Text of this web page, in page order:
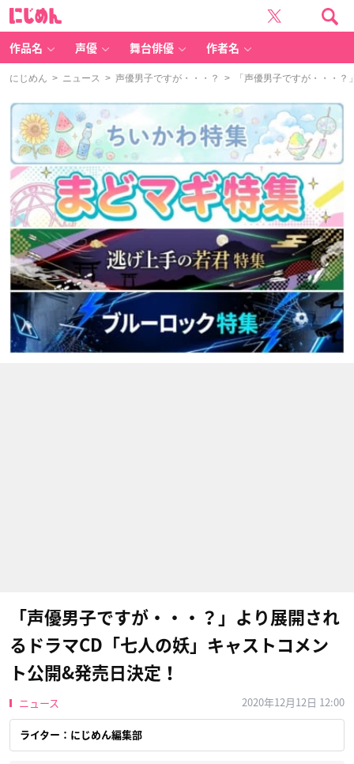
作品名 声優 舞台俳優 作者名
にじめん > ニュース > 声優男子ですが・・・？ > 「声優男子ですが・・・？
「声優男子ですが・・・？」より展開され
るドラマCD「七人の妖」キャストコメン
ト公開&発売日決定！
ニュース 2020年12月12日 12:00
ライター：にじめん編集部